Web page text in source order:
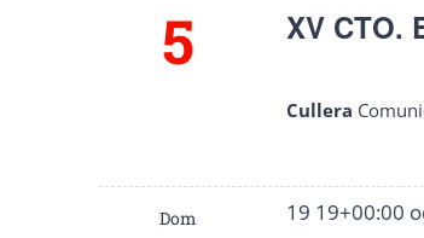
5 XV CTO.
Cullera
Dom 19 19+00:00